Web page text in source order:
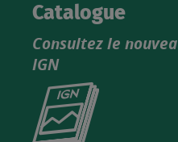
Catalogue
Consultez le
IGN
Consultez